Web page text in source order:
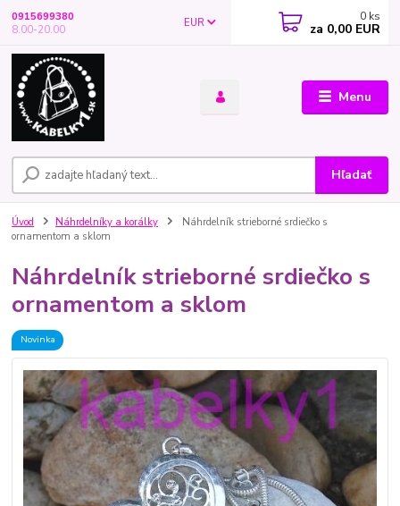
Menu
EUR
Hľadať
0915699380
8.00-20.00
0 ks
za 0,00 EUR
Úvod Náhrdelníky a korálky
Náhrdelník strieborné srdiečko s
ornamentom a sklom
Náhrdelník strieborné srdiečko s
ornamentom a sklom
Novinka